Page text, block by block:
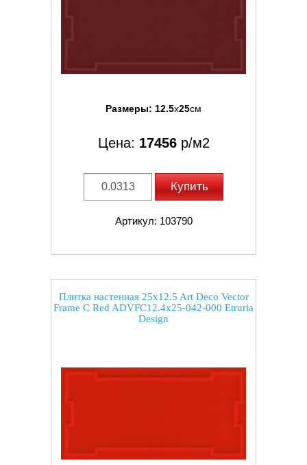
Размеры: 12.5x25см
Цена: 17456р/м2
Купить
Артикул: 103790
Плитка настенная 25x12.5 Art Deco Vector
Frame C Red ADVFC12.4x25-042-000 Etruria
Design